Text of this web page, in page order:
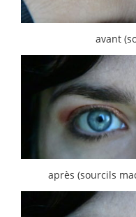
avant
après (sourcils